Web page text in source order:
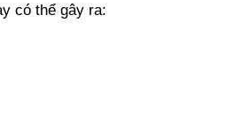
có thể gây ra: